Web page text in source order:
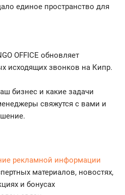
единое пространство для
OFFICE обновляет
исходящих звонков на Кипр.
бизнес и какие задачи
свяжутся с вами и
рекламной информации
материалов, новостях,
и бонусах